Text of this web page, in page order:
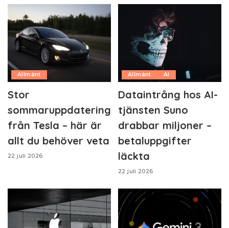
Allmänt
Stor
sommaruppdatering
från Tesla – här är
allt du behöver veta
22 juli 2026
Allmänt AI
Dataintrång hos AI-
tjänsten Suno
drabbar miljoner –
betaluppgifter
läckta
22 juli 2026